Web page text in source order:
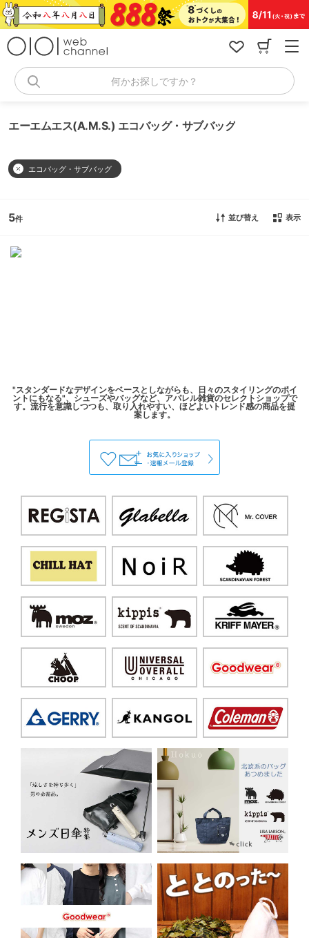
コ
ン
何かお探しですか？
エーエムエス(A.M.S.) エコバッグ・サブバッグ
エコバッグ・サブバッグ
5 並び替え 表示
"スタンダードなデザインをベースとしながらも、日々のスタイリングのポイ
ントにもなる"、シューズやバッグなど、アパレル雑貨のセレクトショップで
す。流行を意識しつつも、取り入れやすい、ほどよいトレンド感の商品を提